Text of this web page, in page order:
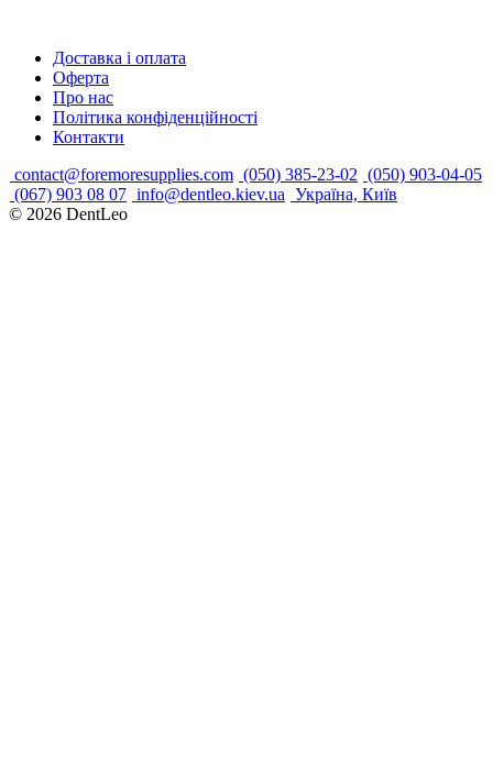
Доставка і оплата
Оферта
Про нас
Політика конфіденційності
Контакти
contact@foremoresupplies.com (050) 385-23-02 (050) 903-04-05
(067) 903 08 07 info@dentleo.kiev.ua Україна, Київ
© 2026 DentLeo